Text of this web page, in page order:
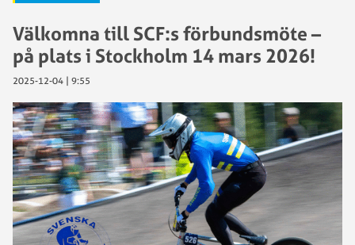
Välkomna till SCF:s förbundsmöte –
på plats i Stockholm 14 mars 2026!
2025-12-04 | 9:55